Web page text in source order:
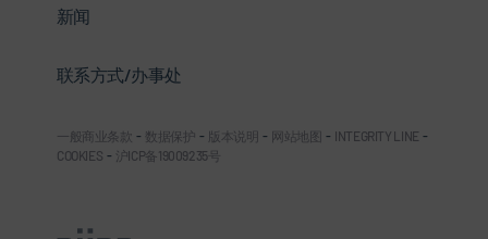
新闻
联系方式/办事处
一般商业条款 - 数据保护 - 版本说明 - 网站地图 - INTEGRITY LINE -
COOKIES - 沪ICP备19009235号